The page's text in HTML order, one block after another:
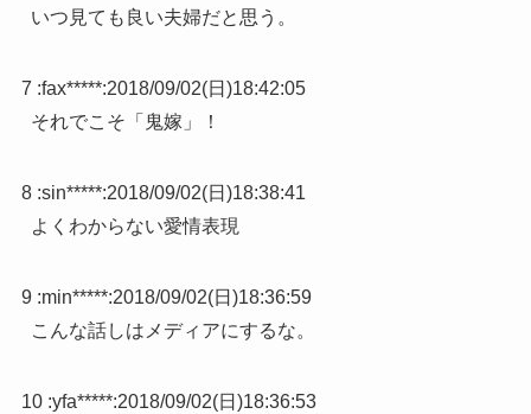
いつ見ても良い夫婦だと思う。
7 :fax*****:2018/09/02(日)18:42:05
それでこそ「鬼嫁」！
8 :sin*****:2018/09/02(日)18:38:41
よくわからない愛情表現
9 :min*****:2018/09/02(日)18:36:59
こんな話しはメディアにするな。
10 :yfa*****:2018/09/02(日)18:36:53